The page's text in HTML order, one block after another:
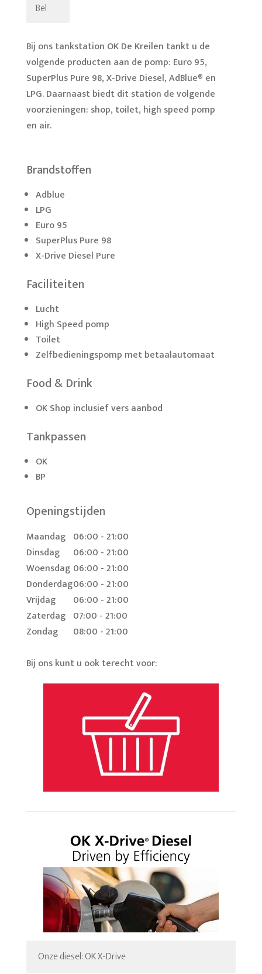
Bel
Bij ons tankstation OK De Kreilen tankt u de
volgende producten aan de pomp: Euro 95,
SuperPlus Pure 98, X-Drive Diesel, AdBlue® en
LPG. Daarnaast biedt dit station de volgende
voorzieningen: shop, toilet, high speed pomp
en air.
Brandstoffen
Adblue
LPG
Euro 95
SuperPlus Pure 98
X-Drive Diesel Pure
Faciliteiten
Lucht
High Speed pomp
Toilet
Zelfbedieningspomp met betaalautomaat
Food & Drink
OK Shop inclusief vers aanbod
Tankpassen
OK
BP
Openingstijden
Maandag 06:00 - 21:00
Dinsdag
06:00 - 21:00
Woensdag 06:00 - 21:00
Donderdag06:00 - 21:00
Vrijdag
06:00 - 21:00
Zaterdag 07:00 - 21:00
Zondag
08:00 - 21:00
Bij ons kunt u ook terecht voor:
Onze diesel: OK X-Drive